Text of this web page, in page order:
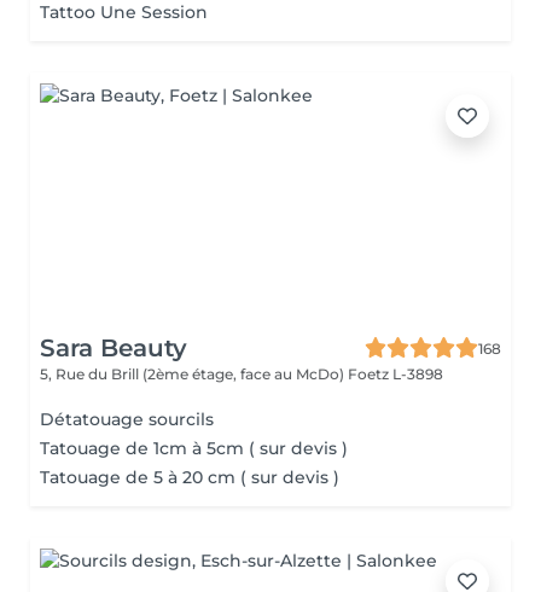
Tattoo Une Session
Sara Beauty
168
5, Rue du Brill (2ème étage, face au McDo) Foetz L-3898
Détatouage sourcils
Tatouage de 1cm à 5cm ( sur devis )
Tatouage de 5 à 20 cm ( sur devis )